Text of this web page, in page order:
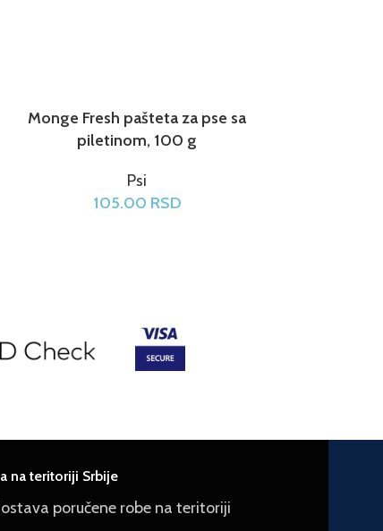
Monge Fresh pašteta za pse sa
piletinom, 100 g
Psi
105.00 RSD
na teritoriji Srbije
poručene robe na teritoriji